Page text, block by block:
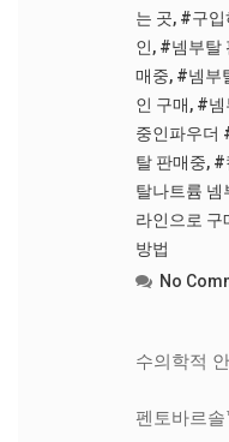
는 곳, #구입
인, #넴부탈
매중, #넴부
인 구매, #넴
중인파우더
탈 판매중, #
탈나트륨 넴
라인으로
방법
No
수의학적
펜토바르